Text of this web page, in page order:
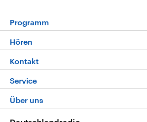
Programm
Programm
Die Nachrichten
Nachrichtenleicht
Neue Beiträge auf dlf.de
Hören
Livestream
Podcasts
Deutschlandfunk App
Kontakt
Hörerservice
Service
FAQ
Über uns